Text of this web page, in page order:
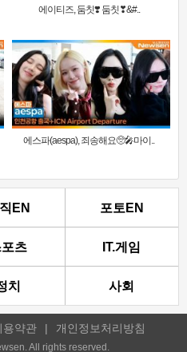
에이티즈, 둠칫❣️ 둠칫❣&#..
에스파(aespa), 죄송해요🥺🎤마이..
EN 포토EN
츠 IT.게임
치 사회
용약관 | 개인정보처리방침
All rights reserved.